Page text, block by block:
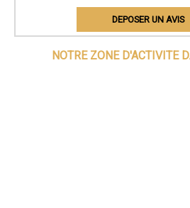
DEPOSER UN AVIS
NOTRE ZONE D'ACTIVITE